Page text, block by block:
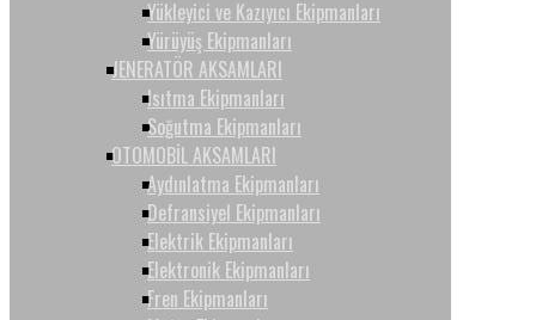
Yükleyici ve Kazıyıcı Ekipmanları
Yürüyüş Ekipmanları
JENERATÖR AKSAMLARI
Isıtma Ekipmanları
Soğutma Ekipmanları
OTOMOBİL AKSAMLARI
Aydınlatma Ekipmanları
Defransiyel Ekipmanları
Elektrik Ekipmanları
Elektronik Ekipmanları
Fren Ekipmanları